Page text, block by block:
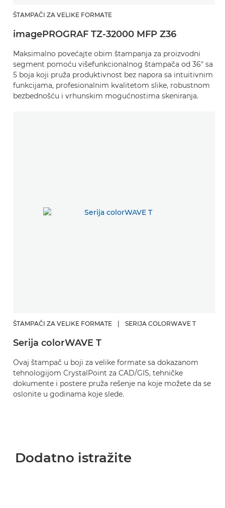
ŠTAMPAČI ZA VELIKE FORMATE
imagePROGRAF TZ-32000 MFP Z36
Maksimalno povećajte obim štampanja za proizvodni
segment pomoću višefunkcionalnog štampača od 36" sa
5 boja koji pruža produktivnost bez napora sa intuitivnim
funkcijama, profesionalnim kvalitetom slike, robustnom
bezbednošću i vrhunskim mogućnostima skeniranja.
ŠTAMPAČI ZA VELIKE FORMATE SERIJA COLORWAVE T
Serija colorWAVE T
Ovaj štampač u boji za velike formate sa dokazanom
tehnologijom CrystalPoint za CAD/GIS, tehničke
dokumente i postere pruža rešenje na koje možete da se
oslonite u godinama koje slede.
Dodatno istražite